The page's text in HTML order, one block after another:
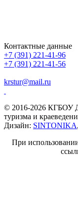
Контактные данные
+7 (391) 221-41-96
+7 (391) 221-41-56
krstur@mail.ru
© 2016-2026 КГБОУ
туризма и
Дизайн: SINTONIKA
При